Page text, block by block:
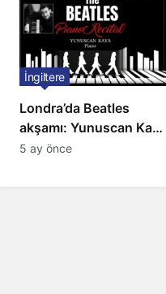
Londra’da Beatles
akşamı: Yunuscan Kaya
klasik yorumuyla
İngiltere
5 ay önce